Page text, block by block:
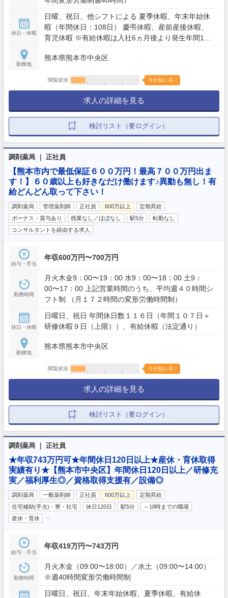
休日・休暇
日曜、祝日、他シフトによる 夏季休暇、年末年始休
暇（年間休日：108日） 慶弔休暇、産前産後休暇、
育児休暇 ※有給休暇は入社6ヵ月後より発生年間10
勤務地
熊本県熊本市中央区
閲覧状況 今が狙い目！
求人の詳細を見る
検討リスト（要ログイン）
調剤薬局 ｜ 正社員
【熊本市内で最低保証６００万円！最高７００万円出ま
す！】６０歳以上も好きなだけ働けます♪異動も無し！有
給どんどん取って下さい！
調剤薬局 管理薬剤師 正社員 600万以上
定期昇給
ボーナス・賞与あり
残業なし／ほぼなし 駅5分
転勤なし
コンサルタントを経由する求人
給与・手当
年収600万円〜700万円
勤務時間
月火木金9：00〜19：00 水9：00〜18：00 土9：
00〜17：00 上記営業時間のうち、平均週４０時間シ
フト制 （月１７２時間の変形労働時間制）
休日・休暇
日曜日、祝日 年間休日数１１６日（年間１０７日＋
研修休暇９日（上限））、有給休暇（法定通り）
勤務地
熊本県熊本市中央区
閲覧状況 今が狙い目！
求人の詳細を見る
検討リスト（要ログイン）
調剤薬局 ｜ 正社員
★年収743万円可★年間休日120日以上★産休・育休取得
実績有り★【熊本市中央区】年間休日120日以上／研修充
実／福利厚生◎／資格取得支援有／設備◎
調剤薬局 一般薬剤師 正社員 600万以上
定期昇給
住宅補助(手当)・寮・社宅
休日120日 駅5分
～18時までの職場
産休・育休
給与・手当
年収419万円〜743万円
勤務時間
月火木金（09:00〜18:00）／水土（09:00〜14:00）
※週40時間変形労働時間制
日曜日、祝日、年末年始休暇、夏季休暇、有給休